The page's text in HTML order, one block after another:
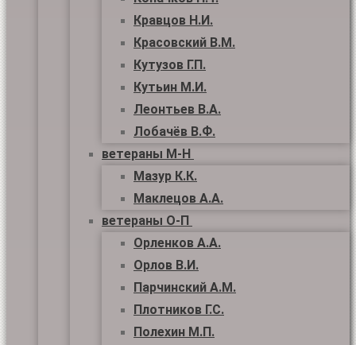
Кравцов Н.И.
Красовский В.М.
Кутузов Г.П.
Кутьин М.И.
Леонтьев В.А.
Лобачёв В.Ф.
ветераны М-Н
Мазур К.К.
Маклецов А.А.
ветераны О-П
Орленков А.А.
Орлов В.И.
Парчинский А.М.
Плотников Г.С.
Полехин М.П.